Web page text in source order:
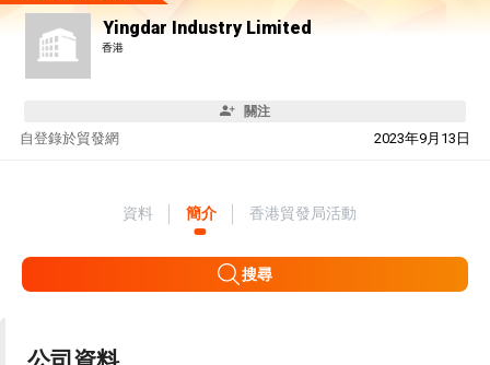
Yingdar Industry Limited
香港
關注
自 2023年9月13日
登錄於貿發網
資料 簡介 香港貿發局活動
搜尋